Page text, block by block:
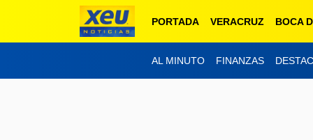
PORTADA VERACRUZ BOCA
AL MINUTO FINANZAS